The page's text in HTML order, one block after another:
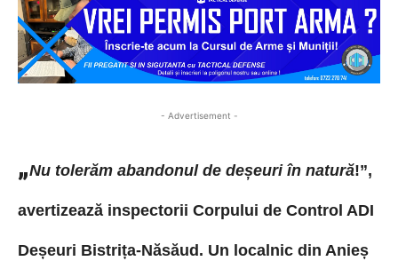
- Advertisement -
„Nu tolerăm abandonul de deșeuri în natură!”,
avertizează inspectorii Corpului de Control ADI
Deșeuri Bistrița-Năsăud. Un localnic din Anieș